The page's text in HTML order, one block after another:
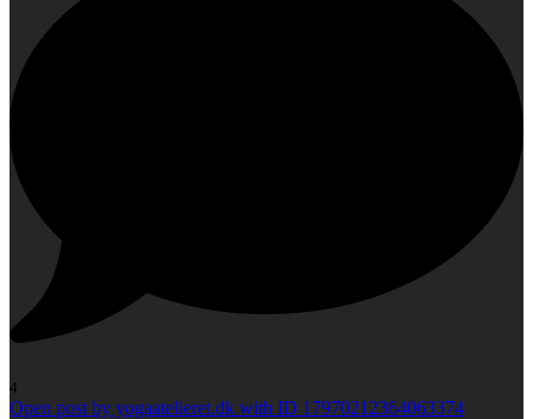
4
Open post by yogaatelieret.dk with ID 17970212364063374